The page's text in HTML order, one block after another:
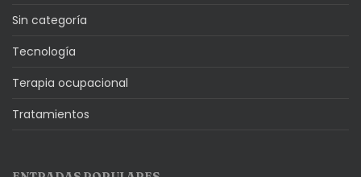
Sin categoría
Tecnología
Terapia ocupacional
Tratamientos